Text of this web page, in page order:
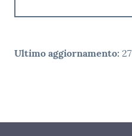
Ultimo aggiornamento: